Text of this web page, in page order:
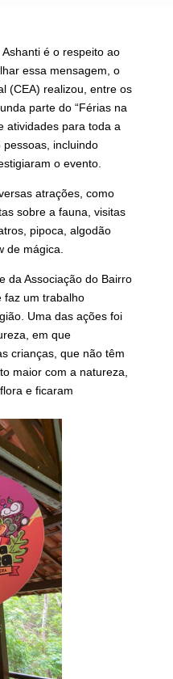
é o respeito ao
essa mensagem, o
(CEA) realizou, entre os
parte do “Férias na
atividades para toda a
incluindo
o evento.
atrações, como
sobre a fauna, visitas
pipoca, algodão
de mágica.
da Associação do Bairro
faz um trabalho
Uma das ações foi
em que
crianças, que não têm
maior com a natureza,
e ficaram